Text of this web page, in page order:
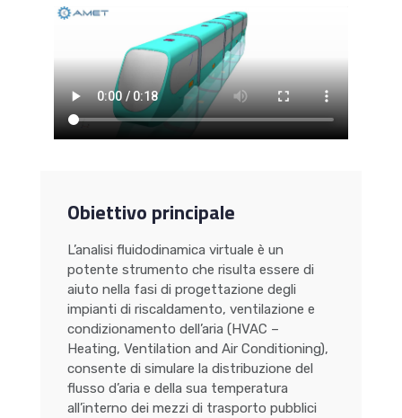
Obiettivo principale
L’analisi fluidodinamica virtuale è un
potente strumento che risulta essere di
aiuto nella fasi di progettazione degli
impianti di riscaldamento, ventilazione e
condizionamento dell’aria (HVAC –
Heating, Ventilation and Air Conditioning),
consente di simulare la distribuzione del
flusso d’aria e della sua temperatura
all’interno dei mezzi di trasporto pubblici